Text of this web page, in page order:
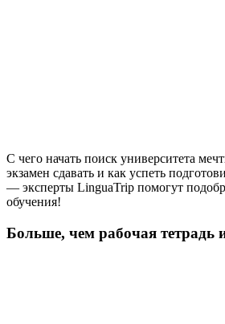
С чего начать поиск университета
экзамен сдавать и как успеть
— эксперты LinguaTrip помогут
обучения!
Больше, чем рабочая тетрадь